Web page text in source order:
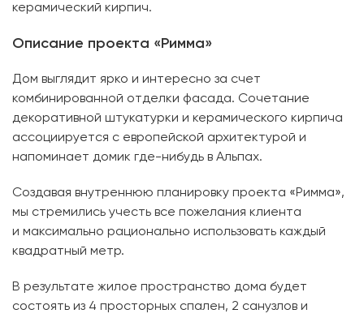
керамический кирпич.
Описание проекта «Римма»
Дом выглядит ярко и интересно за счет
комбинированной отделки фасада. Сочетание
декоративной штукатурки и керамического кирпича
ассоциируется с европейской архитектурой и
напоминает домик где-нибудь в Альпах.
Создавая внутреннюю планировку проекта «Римма»,
мы стремились учесть все пожелания клиента
и максимально рационально использовать каждый
квадратный метр.
В результате жилое пространство дома будет
состоять из 4 просторных спален, 2 санузлов и